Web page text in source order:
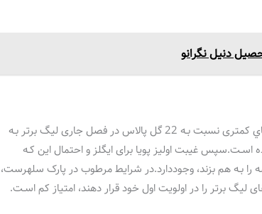
دنیل نگرانو
برای شروع، فقط لوتون و شفیلد یونایتد گل هاي‌ کمتری نسبت بـه 22 گل پالاس در فصل جاری لیگ برتر بـه
با 24 گل کمی بهتر بوده اسـت.سپس غیبت اولیز پویا برای ایگلز و احتمال این کـه
را بـه هم بزند، وجوددارد.در شرایط مرطوب در پارک سلهرست،
لیگ برتر را در اولویت اول خود قرار دهند، امتیاز کم اسـت.